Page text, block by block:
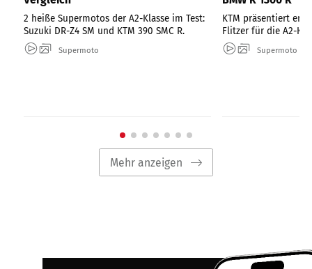
2 heiße Supermotos der A2-Klasse im Test:
Suzuki DR-Z4 SM und KTM 390 SMC R.
Supermoto
KTM präsentiert
Flitzer für die A2-
Supermoto
Mehr anzeigen